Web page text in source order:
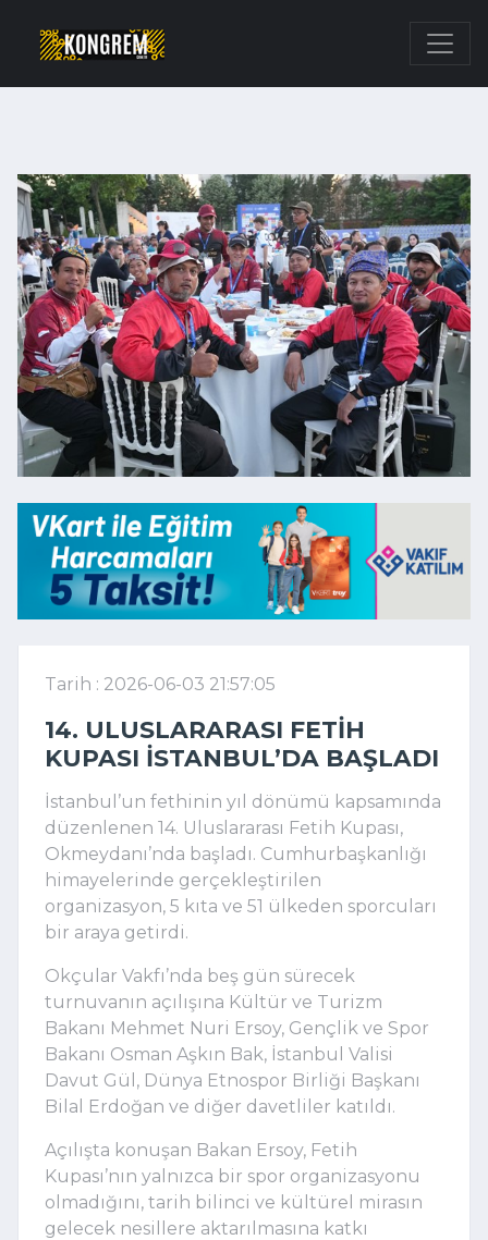
Tarih : 2026-06-03 21:57:05
14. ULUSLARARASI FETIH
KUPASI İSTANBUL’DA BAŞLADI
İstanbul’un fethinin yıl dönümü kapsamında
düzenlenen 14. Uluslararası Fetih Kupası,
Okmeydanı’nda başladı. Cumhurbaşkanlığı
himayelerinde gerçekleştirilen
organizasyon, 5 kıta ve 51 ülkeden sporcuları
bir araya getirdi.
Okçular Vakfı’nda beş gün sürecek
turnuvanın açılışına Kültür ve Turizm
Bakanı Mehmet Nuri Ersoy, Gençlik ve Spor
Bakanı Osman Aşkın Bak, İstanbul Valisi
Davut Gül, Dünya Etnospor Birliği Başkanı
Bilal Erdoğan ve diğer davetliler katıldı.
Açılışta konuşan Bakan Ersoy, Fetih
Kupası’nın yalnızca bir spor organizasyonu
olmadığını, tarih bilinci ve kültürel mirasın
gelecek nesillere aktarılmasına katkı